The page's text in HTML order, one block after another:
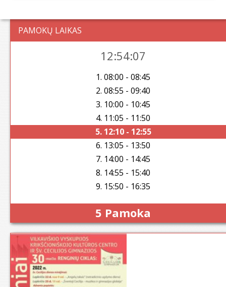
PAMOKŲ LAIKAS
12:54:08
1. 08:00 - 08:45
2. 08:55 - 09:40
3. 10:00 - 10:45
4. 11:05 - 11:50
5. 12:10 - 12:55
6. 13:05 - 13:50
7. 14:00 - 14:45
8. 14:55 - 15:40
9. 15:50 - 16:35
5 Pamoka